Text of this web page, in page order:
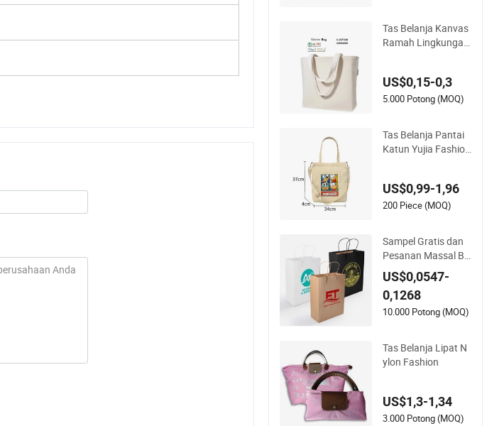
wah Tas Tangan Wa
nita
Tas Belanja Kanvas
Ramah Lingkungan
ang dengan Logo K
ustom dan Gagang
US$0,15-0,3
5.000 Potong (MOQ)
Tas Belanja Pantai
Katun Yujia Fashion
US$0,99-1,96
200 Piece (MOQ)
Sampel Gratis dan
Pesanan Massal Bel
anja Berkualitas Tin
ggi Hadiah Barang
Kemas Pita Pegang
an Kemasan Kertas
US$0,0547-
0,1268
10.000 Potong (MOQ)
Tas Belanja Lipat N
ylon Fashion
US$1,3-1,34
3.000 Potong (MOQ)